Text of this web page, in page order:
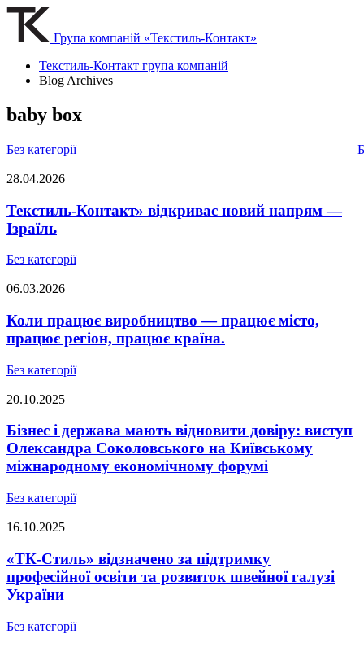
Група компаній «Текстиль-Контакт»
Текстиль-Контакт група компаній
Blog Archives
baby box
Без категорії
28.04.2026
Текстиль-Контакт» відкриває новий напрям —
Ізраїль
Без категорії
06.03.2026
Коли працює виробництво — працює місто,
працює регіон, працює країна.
Без категорії
20.10.2025
Бізнес і держава мають відновити довіру: виступ
Олександра Соколовського на Київському
міжнародному економічному форумі
Без категорії
16.10.2025
«ТК-Стиль» відзначено за підтримку
професійної освіти та розвиток швейної галузі
України
Без категорії